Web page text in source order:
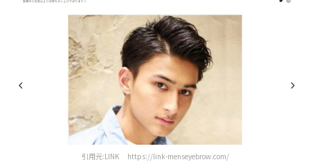
引用元:LINK https://link-menseyebrow.com/